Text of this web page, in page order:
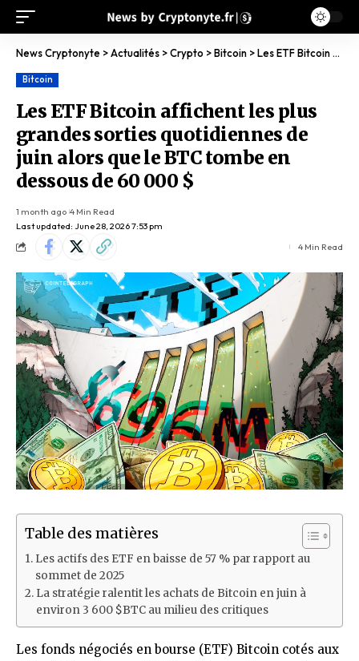
News Cryptonyte >Actualités >Crypto >Bitcoin >Les ETF Bitcoin affichent les plus grandes sorties quotidiennes de juin alors que le BTC tombe en dessous de 60 000 $
Bitcoin
Les ETF Bitcoin affichent les plus
grandes sorties quotidiennes de
juin alors que le BTC tombe en
dessous de 60 000 $
Last updated: June 28, 2026 7:53 pm
1 month ago 4 Min Read
4 Min Read
Table des matières
Les actifs des ETF en baisse de 57 % par rapport au
sommet de 2025
La stratégie ralentit les achats de Bitcoin en juin à
environ 3 600 $BTC au milieu des critiques
Les fonds négociés en bourse (ETF) Bitcoin cotés aux